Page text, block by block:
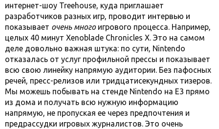
интернет-шоу Treehouse, куда приглашает
разработчиков разных игр, проводит интервью и
показывает очень многоигрового процесса. Например,
целых 40 минут Xenoblade Chronicles X. Это на самом
деле довольно важная штука: по сути, Nintendo
отказалась от услуг профильной прессы и показывает
всю свою линейку напрямую аудитории. Без пафосных
речей, пресс-релизов или тридцатисекундных тизеров.
Мы можешь побывать на стенде Nintendo на E3 прямо
из дома и получать всю нужную информацию
напрямую, не пропуская ее через предпочтения и
предрассудки игровых журналистов. Это очень